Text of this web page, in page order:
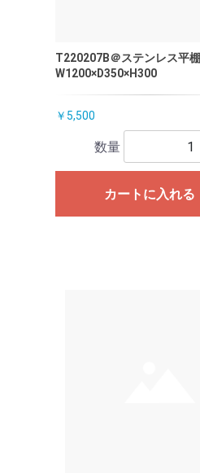
T220207B＠ステンレス平棚
W1200×D350×H300
￥5,500
数量
カートに入れる